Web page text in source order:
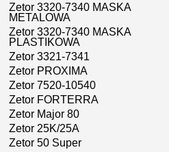
Zetor 3320-7340 MASKA
METALOWA
Zetor 3320-7340 MASKA
PLASTIKOWA
Zetor 3321-7341
Zetor PROXIMA
Zetor 7520-10540
Zetor FORTERRA
Zetor Major 80
Zetor 25K/25A
Zetor 50 Super